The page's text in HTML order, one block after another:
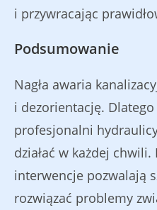
i przywracając
Podsumowanie
Nagła awaria
i dezorientację.
profesjonalni
działać w każdej
interwencje pozwalają
rozwiązać problemy